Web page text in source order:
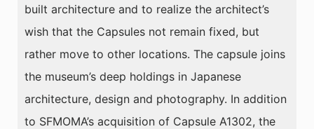
built architecture and to realize the architect’s
wish that the Capsules not remain fixed, but
rather move to other locations. The capsule joins
the museum’s deep holdings in Japanese
architecture, design and photography. In addition
to SFMOMA’s acquisition of Capsule A1302, the